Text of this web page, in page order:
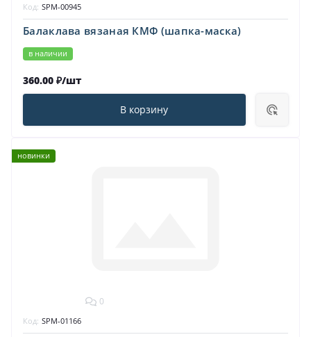
Балаклава вязаная КМФ (шапка-маска)
в наличии
Код: SPM-00945
360.00 ₽/шт
В корзину
новинки
0
Код: SPM-01166